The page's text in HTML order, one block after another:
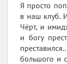
Я просто
в наш клуб.
Чёрт, и
и богу
большого и